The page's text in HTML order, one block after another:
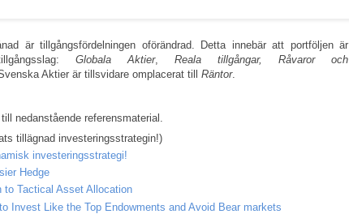
är tillgångsfördelningen oförändrad. Detta innebär att portföljen är
Globala Aktier, Reala tillgångar, Råvaror och
Aktier är tillsvidare omplacerat till Räntor.
nedanstående referensmaterial.
tillägnad investeringsstrategin!)
investeringsstrategi!
Hedge
to Tactical Asset Allocation
Invest Like the Top Endowments and Avoid Bear markets